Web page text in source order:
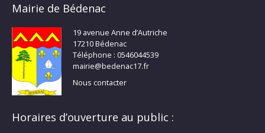
Mairie de Bédenac
19 avenue Anne d’Autriche
17210 Bédenac
Téléphone : 0546044539
mairie@bedenac17.fr
Nous contacter
Horaires d’ouverture au public :